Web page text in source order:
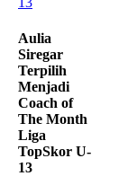
Aulia
Siregar
Terpilih
Menjadi
Coach of
The Month
Liga
TopSkor U-
13